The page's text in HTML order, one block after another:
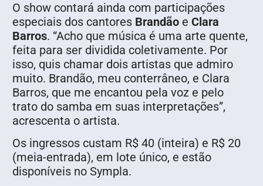
O show contará ainda com participações
especiais dos cantores Brandão e Clara
Barros. “Acho que música é uma arte quente,
feita para ser dividida coletivamente. Por
isso, quis chamar dois artistas que admiro
muito. Brandão, meu conterrâneo, e Clara
Barros, que me encantou pela voz e pelo
trato do samba em suas interpretações”,
acrescenta o artista.
Os ingressos custam R$ 40 (inteira) e R$ 20
(meia-entrada), em lote único, e estão
disponíveis no Sympla.